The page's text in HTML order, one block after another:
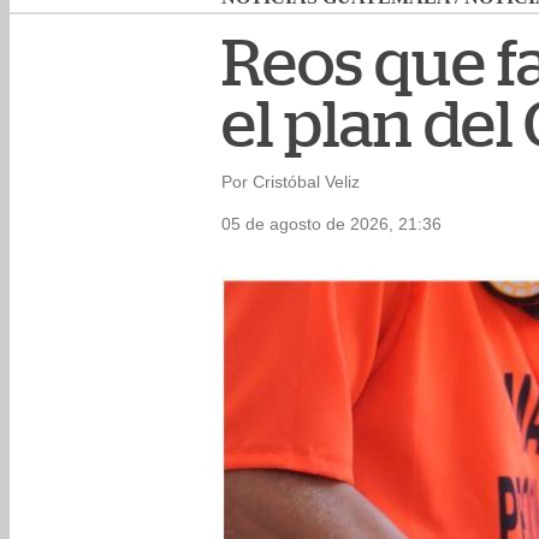
Reos que
el plan del
Por Cristóbal Veliz
05 de agosto de 2026, 21:36